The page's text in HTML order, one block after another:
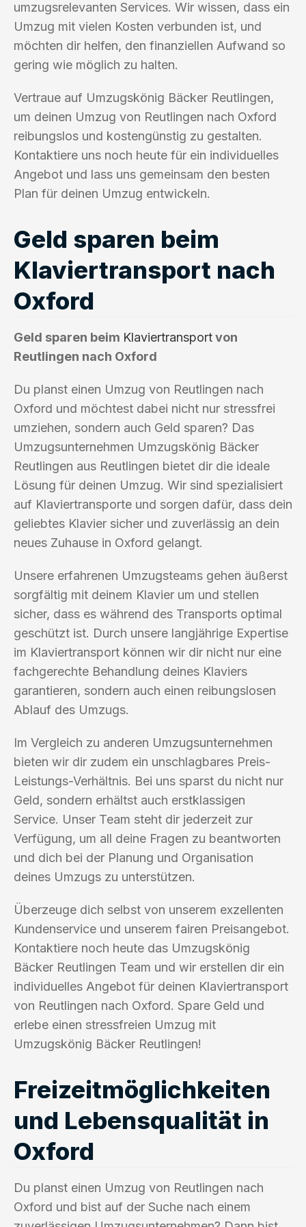
umzugsrelevanten Services. Wir wissen, dass ein
Umzug mit vielen Kosten verbunden ist, und
möchten dir helfen, den finanziellen Aufwand so
gering wie möglich zu halten.
Vertraue auf Umzugskönig Bäcker Reutlingen,
um deinen Umzug von Reutlingen nach Oxford
reibungslos und kostengünstig zu gestalten.
Kontaktiere uns noch heute für ein individuelles
Angebot und lass uns gemeinsam den besten
Plan für deinen Umzug entwickeln.
Geld sparen beim
Klaviertransport nach
Oxford
Geld sparen beim Klaviertransportvon
Reutlingen nach Oxford
Du planst einen Umzug von Reutlingen nach
Oxford und möchtest dabei nicht nur stressfrei
umziehen, sondern auch Geld sparen? Das
Umzugsunternehmen Umzugskönig Bäcker
Reutlingen aus Reutlingen bietet dir die ideale
Lösung für deinen Umzug. Wir sind spezialisiert
auf Klaviertransporte und sorgen dafür, dass dein
geliebtes Klavier sicher und zuverlässig an dein
neues Zuhause in Oxford gelangt.
Unsere erfahrenen Umzugsteams gehen äußerst
sorgfältig mit deinem Klavier um und stellen
sicher, dass es während des Transports optimal
geschützt ist. Durch unsere langjährige Expertise
im Klaviertransport können wir dir nicht nur eine
fachgerechte Behandlung deines Klaviers
garantieren, sondern auch einen reibungslosen
Ablauf des Umzugs.
Im Vergleich zu anderen Umzugsunternehmen
bieten wir dir zudem ein unschlagbares Preis-
Leistungs-Verhältnis. Bei uns sparst du nicht nur
Geld, sondern erhältst auch erstklassigen
Service. Unser Team steht dir jederzeit zur
Verfügung, um all deine Fragen zu beantworten
und dich bei der Planung und Organisation
deines Umzugs zu unterstützen.
Überzeuge dich selbst von unserem exzellenten
Kundenservice und unserem fairen Preisangebot.
Kontaktiere noch heute das Umzugskönig
Bäcker Reutlingen Team und wir erstellen dir ein
individuelles Angebot für deinen Klaviertransport
von Reutlingen nach Oxford. Spare Geld und
erlebe einen stressfreien Umzug mit
Umzugskönig Bäcker Reutlingen!
Freizeitmöglichkeiten
und Lebensqualität in
Oxford
Du planst einen Umzug von Reutlingen nach
Oxford und bist auf der Suche nach einem